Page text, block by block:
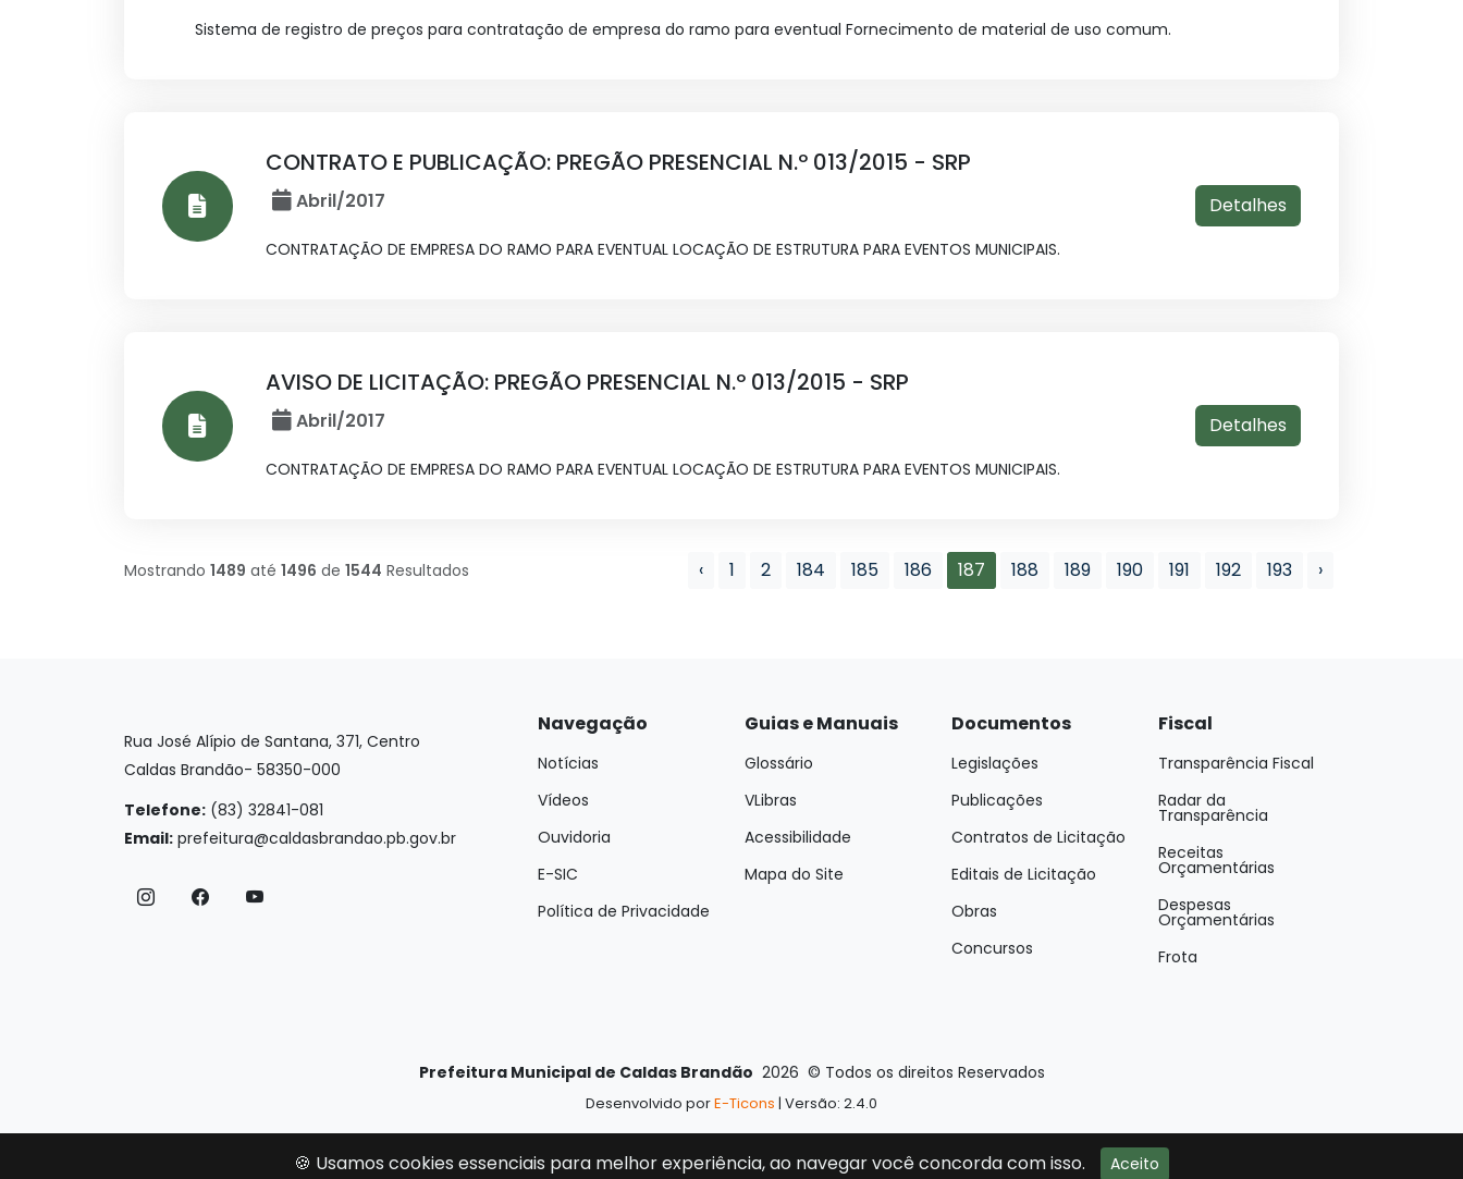
Sistema de registro de preços para contratação de empresa do ramo para eventual Fornecimento de material de uso comum.
CONTRATO E PUBLICAÇÃO: PREGÃO PRESENCIAL N.º 013/2015 - SRP
Abril/2017
CONTRATAÇÃO DE EMPRESA DO RAMO PARA EVENTUAL LOCAÇÃO DE ESTRUTURA PARA EVENTOS MUNICIPAIS.
Detalhes
AVISO DE LICITAÇÃO: PREGÃO PRESENCIAL N.º 013/2015 - SRP
Abril/2017
CONTRATAÇÃO DE EMPRESA DO RAMO PARA EVENTUAL LOCAÇÃO DE ESTRUTURA PARA EVENTOS MUNICIPAIS.
Detalhes
Mostrando 1489 até 1496 de 1544 Resultados ‹ 1 2 184 185 186 187 188 189 190 191 192 193 ›
Rua José Alípio de Santana, 371, Centro
Caldas Brandão- 58350-000
Telefone: (83) 32841-081
Email: prefeitura@caldasbrandao.pb.gov.br
Navegação
Notícias
Vídeos
Ouvidoria
E-SIC
Política de Privacidade
Guias e Manuais
Glossário
VLibras
Acessibilidade
Mapa do Site
Documentos
Legislações
Publicações
Contratos de Licitação
Editais de Licitação
Obras
Concursos
Fiscal
Transparência Fiscal
Radar da
Transparência
Receitas
Orçamentárias
Despesas
Orçamentárias
Frota
Prefeitura Municipal de Caldas Brandão 2026 © Todos os direitos Reservados
Desenvolvido porE-Ticons | Versão: 2.4.0
🍪 Usamos cookies essenciais para melhor experiência, ao navegar você concorda com isso. Aceito